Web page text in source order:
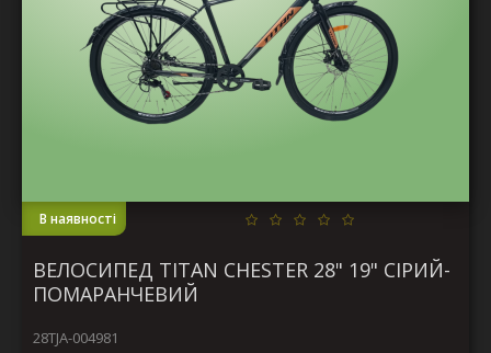
В наявності
ВЕЛОСИПЕД TITAN CHESTER 28" 19" СІРИЙ-
ПОМАРАНЧЕВИЙ
28TJA-004981